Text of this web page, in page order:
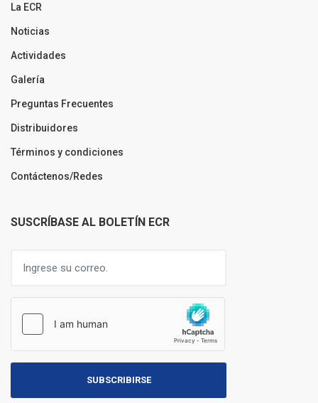
La ECR
Noticias
Actividades
Galería
Preguntas Frecuentes
Distribuidores
Términos y condiciones
Contáctenos/Redes
SUSCRÍBASE AL BOLETÍN ECR
SUBSCRIBIRSE